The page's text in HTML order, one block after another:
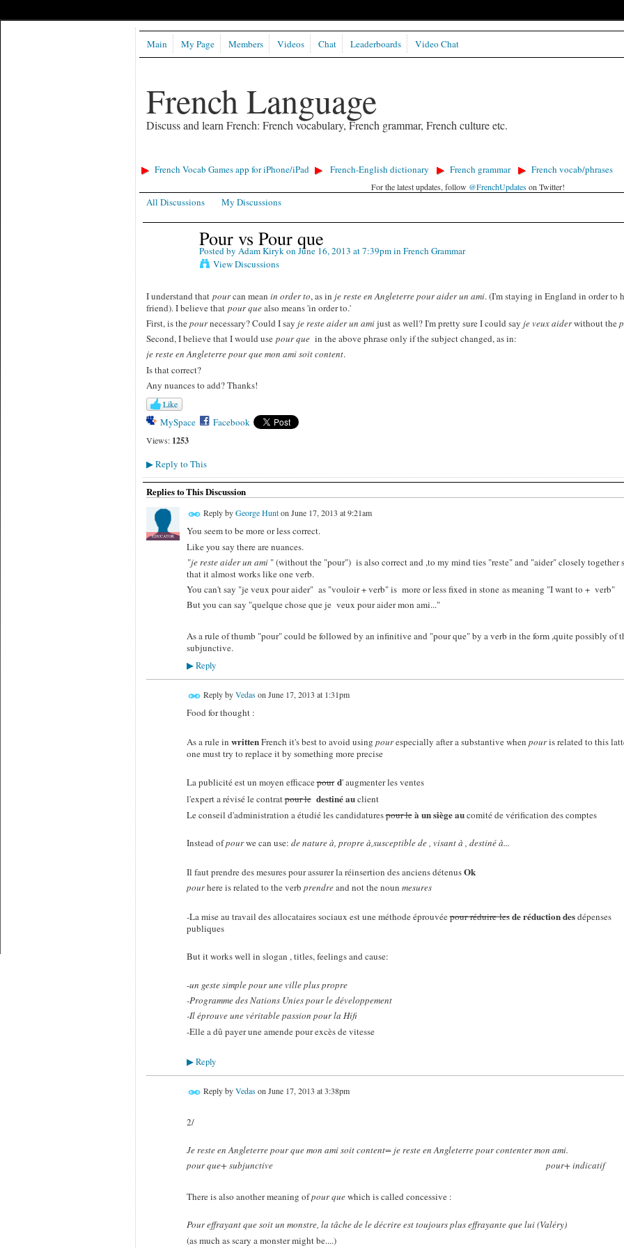
French Language
Discuss and learn French: French vocabulary, French grammar, French culture etc.
Main My Page Members Videos Chat Leaderboards Video Chat
French Vocab Games app for iPhone/iPad French-English dictionary French grammar French vocab/phrases
For the latest updates, follow @FrenchUpdateson Twitter!
All Discussions My Discussions
Pour vs Pour que
Posted by Adam Kirykon June 16, 2013 at 7:39pm in French Grammar
View Discussions
I understand that pourcan mean in order to, as in je reste en Angleterre pour aider un ami. (I'm staying in England in order to
friend). I believe that pour quealso means 'in order to.'
First, is thepournecessary? Could I say je reste aider un amijust as well? I'm pretty sure I could say je veux aiderwithout the
Second, I believe that I would use pour que in the above phrase only if the subject changed, as in:
je reste en Angleterre pour que mon ami soit content.
Is that correct?
Any nuances to add? Thanks!
Like
MySpace Facebook
Views: 1253
▶Reply to This
Replies to This Discussion
EDUCATOR
Reply byGeorge HuntonJune 17, 2013 at 9:21am
You seem to be more or less correct.
Like you say there are nuances.
"je reste aider un ami" (without the "pour") is also correct and ,to my mind ties "reste" and "aider" closely together
that it almost works like one verb.
You can't say "je veux pour aider" as "vouloir + verb" is more or less fixed in stone as meaning "I want to + verb"
But you can say "quelque chose que je veux pour aider mon ami..."
As a rule of thumb "pour" could be followed by an infinitive and "pour que" by a verb in the form ,quite possibly of
subjunctive.
▶Reply
Reply byVedasonJune 17, 2013 at 1:31pm
Food for thought :
As a rule in writtenFrench it's best to avoid using pourespecially after a substantive when pouris related to this
one must try to replace it by something more precise
La publicité est un moyen efficacepour d' augmenter les ventes
l'expert a révisé le contratpour le destinéauclient
Le conseil d'administration a étudié les candidaturespour leà un siège aucomité de vérification des comptes
Instead ofpourwe can use: de nature à, propre à,susceptible de , visant à , destiné à...
Il faut prendre des mesures pour assurer la réinsertion des anciens détenusOk
pourhere is related to the verb prendreand not the noun mesures
-La mise au travail des allocataires sociaux est une méthode éprouvéepour réduire lesde réduction desdépenses
publiques
But it works well in slogan , titles, feelings and cause:
-un geste simple pour une ville plus propre
-Programme des Nations Unies pour le développement
-Il éprouve une véritable passion pour la Hifi
-Elle a dû payer une amende pour excès de vitesse
▶Reply
Reply byVedasonJune 17, 2013 at 3:38pm
2/
Je reste en Angleterre pour que mon ami soit content= je reste en Angleterre pour contenter mon ami.
pour que+ subjunctive pour+ indicatif
There is also another meaning ofpour quewhich is called concessive :
Pour effrayant que soit un monstre, la tâche de le décrire est toujours plus effrayante que lui (Valéry)
(as much as scary a monster might be....)